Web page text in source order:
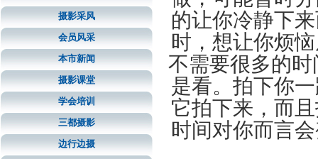
摄影采风
会员风采
本市新闻
摄影课堂
学会培训
三都摄影
边行边摄
的让你冷静下
时，想让你烦
不需要很多的
是看。拍下你
它拍下来，而
时间对你而言